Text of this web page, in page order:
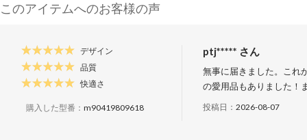
このアイテムへのお客様の声
デザイン
品質
快適さ
購入した型番： m90419809618
ptj***** さん
無事に届きました。これ
の愛用品もありました！
投稿日： 2026-08-07